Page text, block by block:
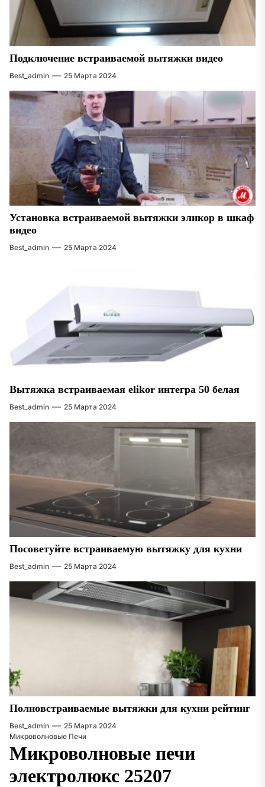
Подключение встраиваемой вытяжки видео
Best_admin 25 Марта 2024
Установка встраиваемой вытяжки эликор в шкаф
видео
Best_admin 25 Марта 2024
Вытяжка встраиваемая elikor интегра 50 белая
Best_admin 25 Марта 2024
Посоветуйте встраиваемую вытяжку для кухни
Best_admin 25 Марта 2024
Полновстраиваемые вытяжки для кухни рейтинг
Best_admin
25 Марта 2024
Микроволновые Печи
Микроволновые печи
электролюкс 25207